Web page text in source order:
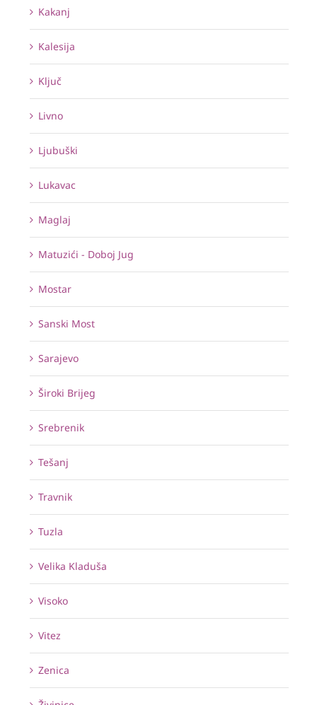
Kakanj
Kalesija
Ključ
Livno
Ljubuški
Lukavac
Maglaj
Matuzići - Doboj Jug
Mostar
Sanski Most
Sarajevo
Široki Brijeg
Srebrenik
Tešanj
Travnik
Tuzla
Velika Kladuša
Visoko
Vitez
Zenica